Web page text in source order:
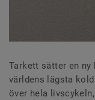
Tarkett sätter en ny
världens lägsta
över hela